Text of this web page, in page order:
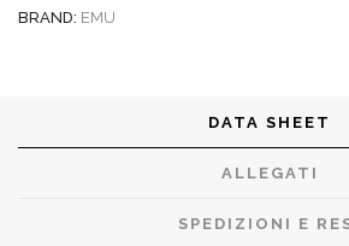
BRAND: EMU
DATA SHEET
ALLEGATI
SPEDIZIONI E